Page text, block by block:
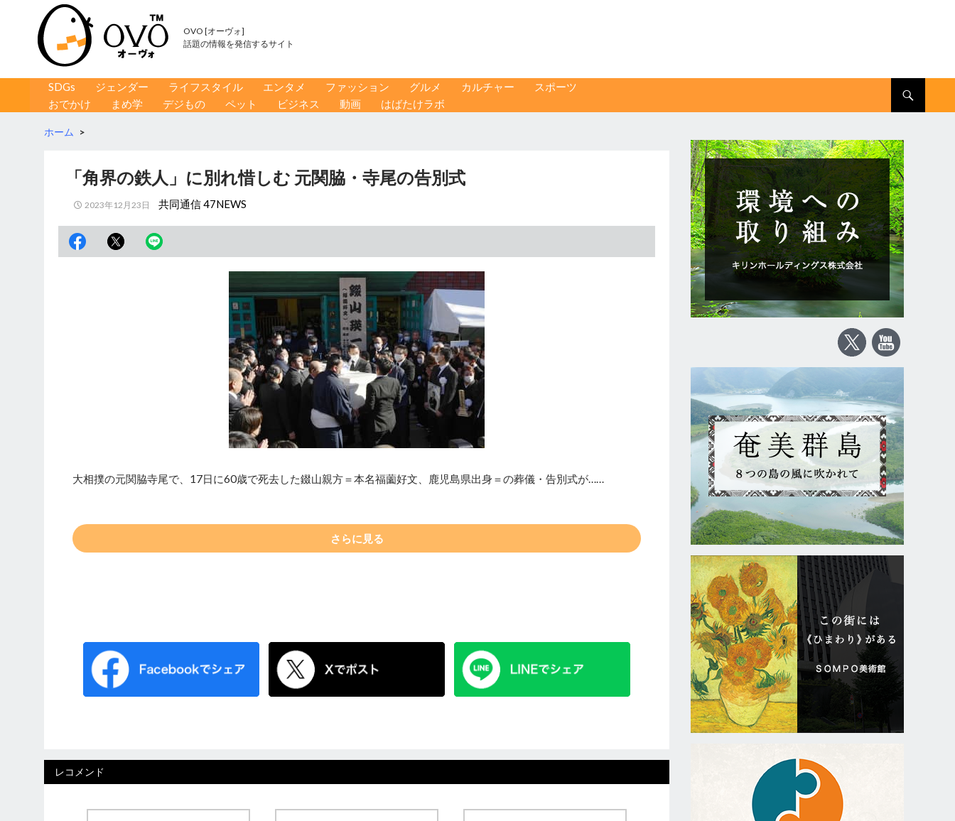
OVO [オーヴォ]
話題の情報を発信するサイト
コンテンツへ移動
SDGs ジェンダー ライフスタイル エンタメ ファッション グルメ カルチャー
スポーツ
おでかけ
まめ学 デジもの ペット ビジネス 動画 はばたけラボ
ホーム >
「角界の鉄人」に別れ惜しむ 元関脇・寺尾の告別式
2023年12月23日 共同通信 47NEWS
大相撲の元関脇寺尾で、17日に60歳で死去した錣山親方＝本名福薗好文、鹿児島県出身＝の葬儀・告別式が……
さらに見る
レコメンド